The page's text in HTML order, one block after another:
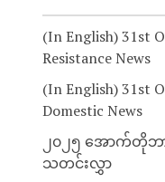
(In English) 31st
Resistance News
(In English) 31st
Domestic News
၂၀၂၅ အောက်တိုဘ
သတင်းလွှာ